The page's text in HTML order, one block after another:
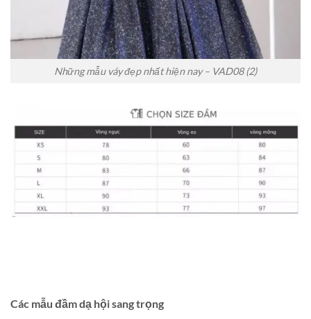
Những mẫu váy đẹp nhất hiện nay – VAD08 (2)
Các mẫu đầm dạ hội sang trọng